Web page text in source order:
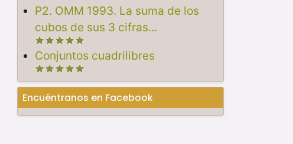
P2. OMM 1993. La suma de los
cubos de sus 3 cifras...
Conjuntos cuadrilibres
Encuéntranos en Facebook